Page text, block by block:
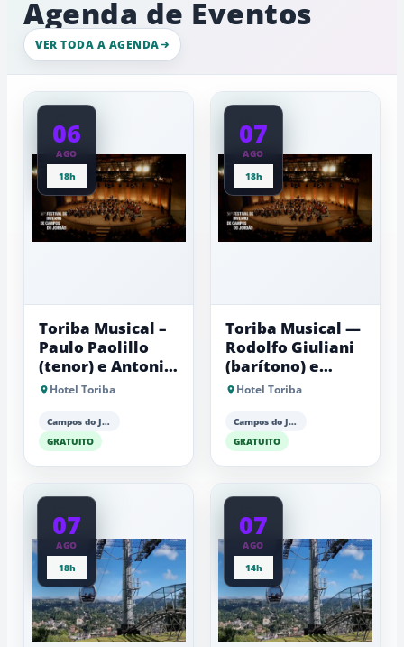
a
Agenda de Eventos
VER TODA A AGENDA
06
AGO
18h
Toriba Musical –
Paulo Paolillo
(tenor) e Antonio
Luiz Barker
Hotel Toriba
Campos do Jordão
GRATUITO
07
AGO
18h
Toriba Musical —
Rodolfo Giuliani
(barítono) e
Antonio Luiz
Hotel Toriba
Campos do Jordão
GRATUITO
07
AGO
18h
07
AGO
14h